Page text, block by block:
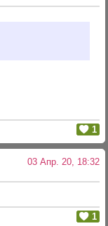
1
03 Апр. 20, 18:32
1